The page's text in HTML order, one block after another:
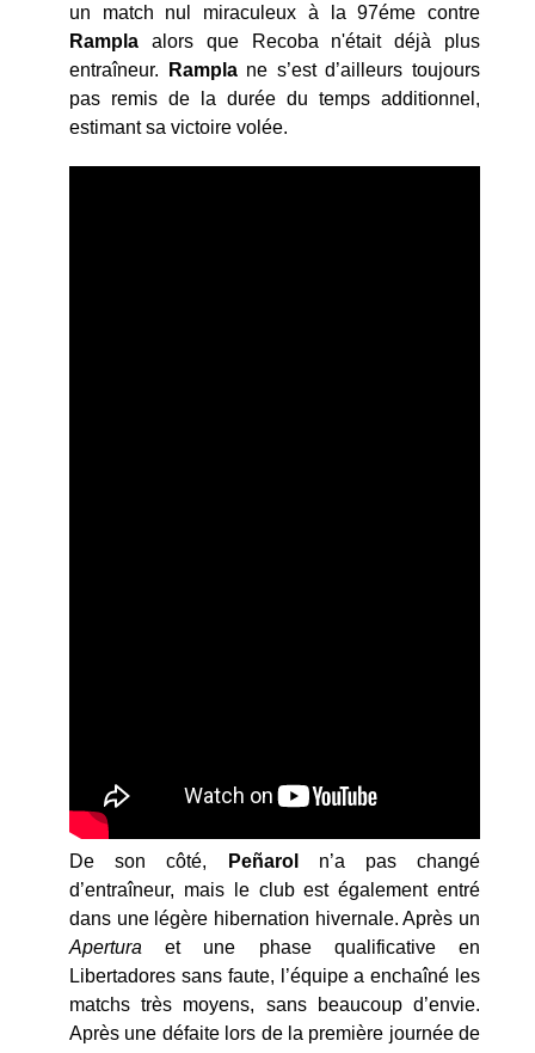
un match nul miraculeux à la 97éme contre
Rampla alors que Recoba n'était déjà plus
entraîneur.
Rampla ne s’est d’ailleurs toujours
pas remis de la durée du temps additionnel,
estimant sa victoire volée.
De son côté, Peñarol n’a pas changé
d’entraîneur, mais le club est également entré
dans une légère hibernation hivernale. Après un
Aperturaet une phase qualificative en
Libertadores sans faute, l’équipe a enchaîné les
matchs très moyens, sans beaucoup d’envie.
Après une défaite lors de la première journée de